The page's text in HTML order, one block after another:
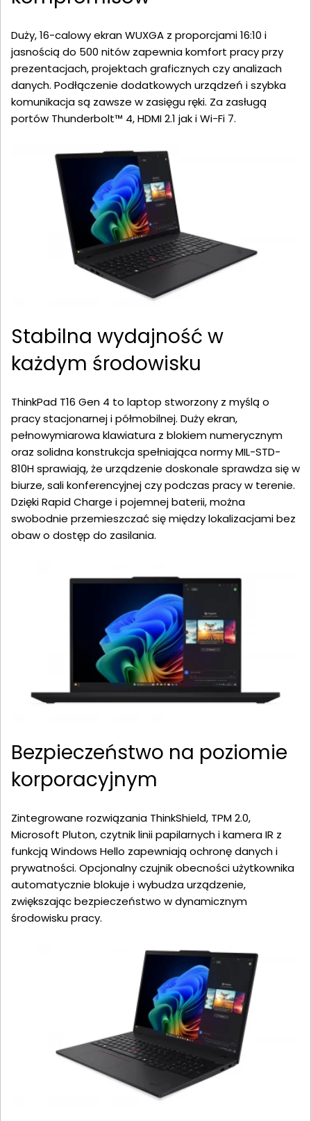
Duży, 16-calowy ekran WUXGA z proporcjami 16:10 i
jasnością do 500 nitów zapewnia komfort pracy przy
prezentacjach, projektach graficznych czy analizach
danych. Podłączenie dodatkowych urządzeń i szybka
komunikacja są zawsze w zasięgu ręki. Za zasługą
portów Thunderbolt™ 4, HDMI 2.1 jak i Wi-Fi 7.
Stabilna wydajność w
każdym środowisku
ThinkPad T16 Gen 4 to laptop stworzony z myślą o
pracy stacjonarnej i półmobilnej. Duży ekran,
pełnowymiarowa klawiatura z blokiem numerycznym
oraz solidna konstrukcja spełniająca normy MIL-STD-
810H sprawiają, że urządzenie doskonale sprawdza się w
biurze, sali konferencyjnej czy podczas pracy w terenie.
Dzięki Rapid Charge i pojemnej baterii, można
swobodnie przemieszczać się między lokalizacjami bez
obaw o dostęp do zasilania.
Bezpieczeństwo na poziomie
korporacyjnym
Zintegrowane rozwiązania ThinkShield, TPM 2.0,
Microsoft Pluton, czytnik linii papilarnych i kamera IR z
funkcją Windows Hello zapewniają ochronę danych i
prywatności. Opcjonalny czujnik obecności użytkownika
automatycznie blokuje i wybudza urządzenie,
zwiększając bezpieczeństwo w dynamicznym
środowisku pracy.